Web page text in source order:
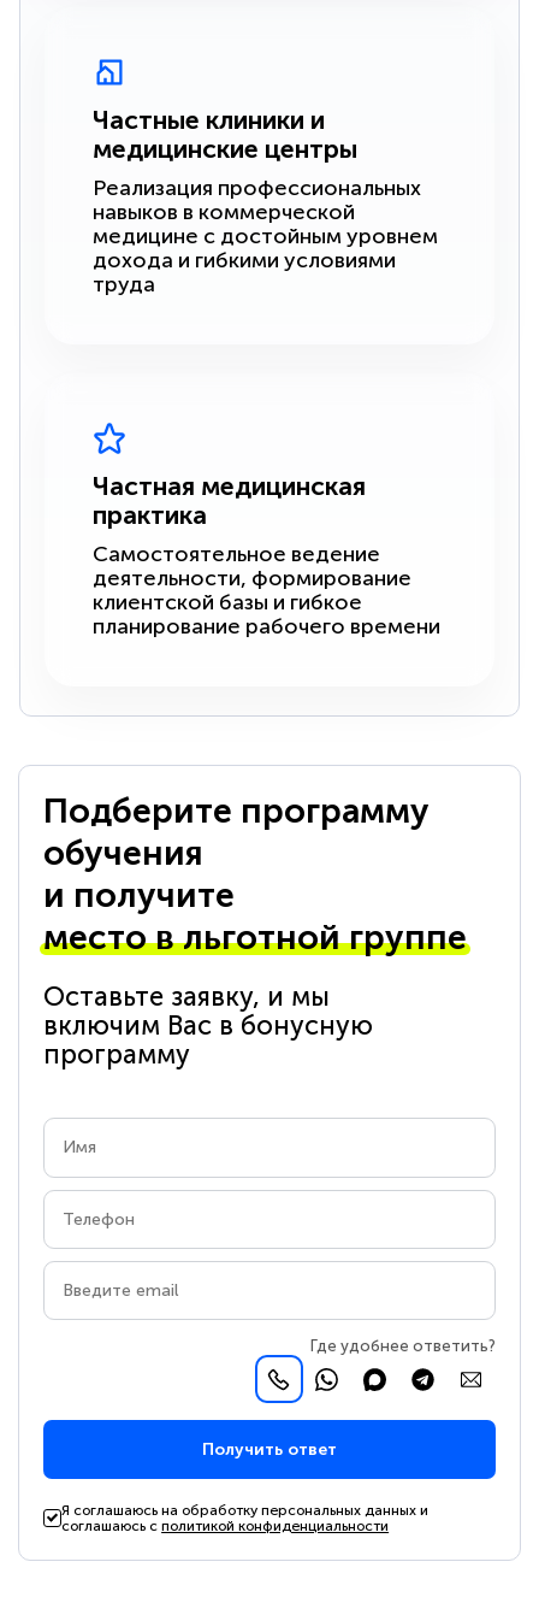
Частные клиники и
медицинские центры
Реализация профессиональных
навыков в коммерческой
медицине с достойным уровнем
дохода и гибкими условиями
труда
Частная медицинская
практика
Самостоятельное ведение
деятельности, формирование
клиентской базы и гибкое
планирование рабочего времени
Подберите программу
обучения
и получите
место в льготной группе
Оставьте заявку, и мы
включим Вас в бонусную
программу
Где удобнее ответить?
Получить ответ
Я соглашаюсь на обработку персональных данных и
соглашаюсь сполитикой конфиденциальности